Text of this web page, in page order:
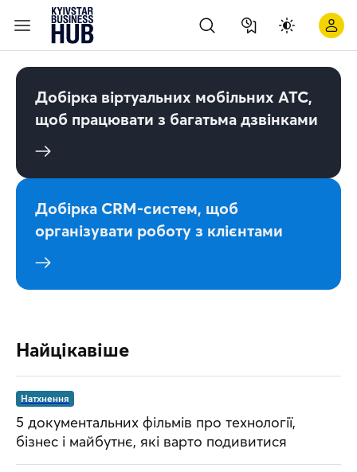
Добірка віртуальних мобільних АТС,
щоб працювати з багатьма дзвінками
Добірка CRM-систем, щоб
організувати роботу з клієнтами
Найцікавіше
Натхнення
5 документальних фільмів про технології,
бізнес і майбутнє, які варто подивитися